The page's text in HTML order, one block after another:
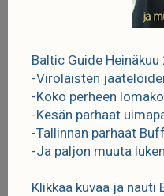
Baltic Guide
-Virolaisten
-Koko perheen
-Kesän parhaat
-Tallinnan parhaat
-Ja paljon muuta
Klikkaa kuvaa ja nauti